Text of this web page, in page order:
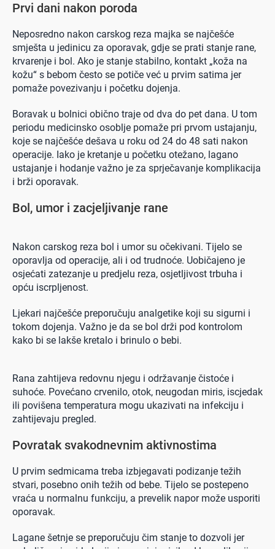
Prvi dani nakon poroda
Neposredno nakon carskog reza majka se najčešće
smješta u jedinicu za oporavak, gdje se prati stanje rane,
krvarenje i bol. Ako je stanje stabilno, kontakt „koža na
kožu“ s bebom često se potiče već u prvim satima jer
pomaže povezivanju i početku dojenja.
Boravak u bolnici obično traje od dva do pet dana. U tom
periodu medicinsko osoblje pomaže pri prvom ustajanju,
koje se najčešće dešava u roku od 24 do 48 sati nakon
operacije. Iako je kretanje u početku otežano, lagano
ustajanje i hodanje važno je za sprječavanje komplikacija
i brži oporavak.
Bol, umor i zacjeljivanje rane
Nakon carskog reza bol i umor su očekivani. Tijelo se
oporavlja od operacije, ali i od trudnoće. Uobičajeno je
osjećati zatezanje u predjelu reza, osjetljivost trbuha i
opću iscrpljenost.
Ljekari najčešće preporučuju analgetike koji su sigurni i
tokom dojenja. Važno je da se bol drži pod kontrolom
kako bi se lakše kretalo i brinulo o bebi.
Rana zahtijeva redovnu njegu i održavanje čistoće i
suhoće. Povećano crvenilo, otok, neugodan miris, iscjedak
ili povišena temperatura mogu ukazivati na infekciju i
zahtijevaju pregled.
Povratak svakodnevnim aktivnostima
U prvim sedmicama treba izbjegavati podizanje težih
stvari, posebno onih težih od bebe. Tijelo se postepeno
vraća u normalnu funkciju, a prevelik napor može usporiti
oporavak.
Lagane šetnje se preporučuju čim stanje to dozvoli jer